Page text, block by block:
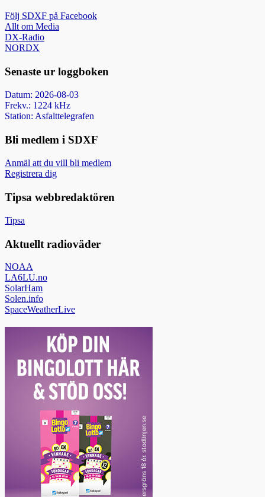
Följ SDXF på Facebook
Allt om Media
DX-Radio
NORDX
Senaste ur loggboken
Datum: 2026-08-03
Frekv.: 1224 kHz
Station: Asfalttelegrafen
Bli medlem i SDXF
Anmäl att du vill bli medlem
Registrera dig
Tipsa webbredaktören
Tipsa
Aktuellt radioväder
NOAA
LA6LU.no
SolarHam
Solen.info
SpaceWeatherLive